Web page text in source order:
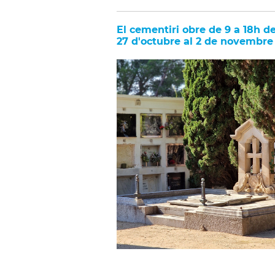
El cementiri obre de 9 a 18h
27 d'octubre al 2 de novembre